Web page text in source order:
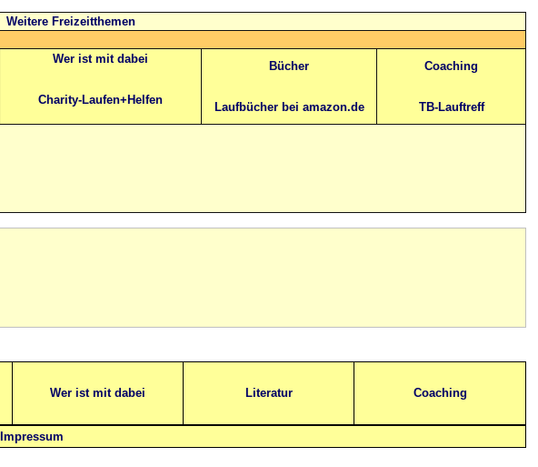
Weitere Freizeitthemen
Wer ist mit dabei
Charity-Laufen+Helfen
Bücher
Laufbücher bei amazon.de
Coaching
TB-Lauftreff
Wer ist mit dabei Literatur Coaching
Impressum